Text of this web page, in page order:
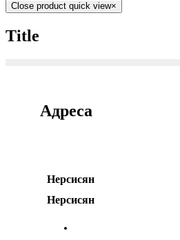
Close product quick view×
Title
Адреса
Нерсисян
Нерсисян